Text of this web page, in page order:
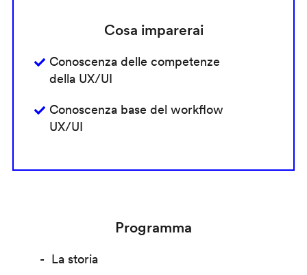
Cosa imparerai
Conoscenza delle competenze
della UX/UI
Conoscenza base del workflow
UX/UI
Programma
La storia